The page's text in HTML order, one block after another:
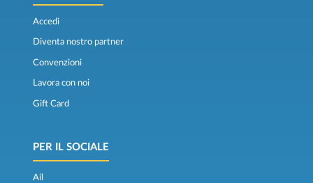
Accedi
Diventa nostro partner
Convenzioni
Lavora con noi
Gift Card
PER IL SOCIALE
Ail